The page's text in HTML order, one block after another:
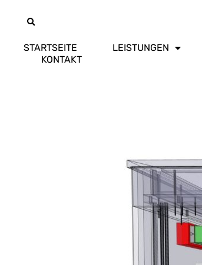
STARTSEITE LEISTUNGEN
KONTAKT